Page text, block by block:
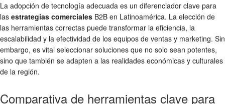
La adopción de tecnología adecuada es un diferenciador clave para
las estrategias comerciales B2B en Latinoamérica. La elección de
las herramientas correctas puede transformar la eficiencia, la
escalabilidad y la efectividad de los equipos de ventas y marketing. Sin
embargo, es vital seleccionar soluciones que no solo sean potentes,
sino que también se adapten a las realidades económicas y culturales
de la región.
Comparativa de herramientas clave para